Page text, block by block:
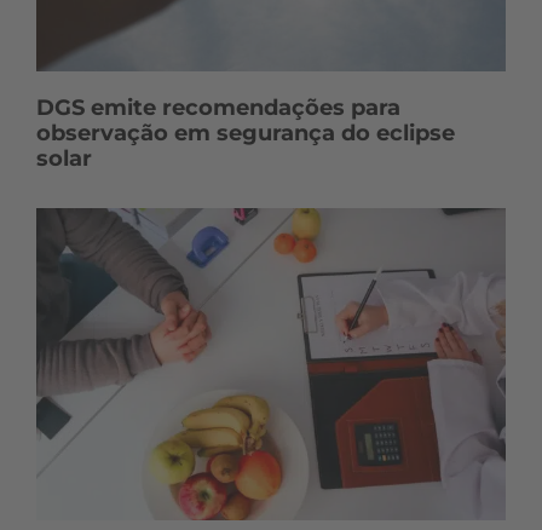
DGS emite recomendações para
observação em segurança do eclipse
solar